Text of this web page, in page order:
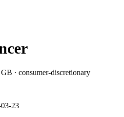
GB · consumer-discretionary
23